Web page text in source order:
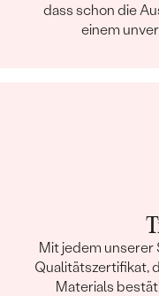
dass schon die
einem
Mit jedem unserer
Qualitätszertifikat,
Materials